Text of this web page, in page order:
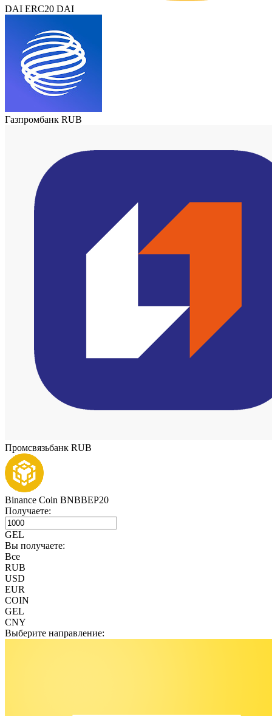
DAI ERC20 DAI
Газпромбанк RUB
Промсвязьбанк RUB
Binance Coin BNBBEP20
Получаете:
GEL
Вы получаете:
Все
RUB
USD
EUR
COIN
GEL
CNY
Выберите направление: